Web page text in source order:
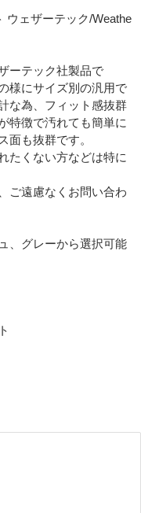
ウェザーテック/Weathe
ーテック社製品で
様にサイズ別の汎用で
な為、フィット感抜群
特徴で汚れても簡単に
面も抜群です。
たくない方などは特に
ご遠慮なくお問い合わ
、グレーから選択可能